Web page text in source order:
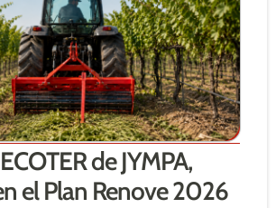
de JYMPA,
el Plan Renove 2026